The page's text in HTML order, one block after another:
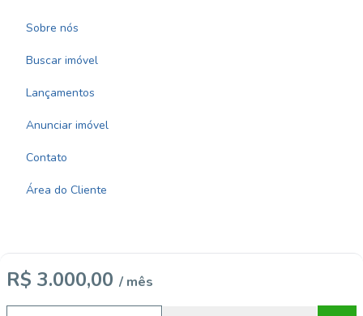
R$ 3.000,00 / mês
Sobre nós
Buscar imóvel
Lançamentos
Anunciar imóvel
Contato
Área do Cliente
Imobiliária Certificada:
Selo de Tecnologia Loft